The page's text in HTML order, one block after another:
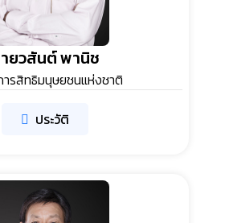
ยวสันต์ พานิช
รสิทธิมนุษยชนแห่งชาติ
ประวัติ